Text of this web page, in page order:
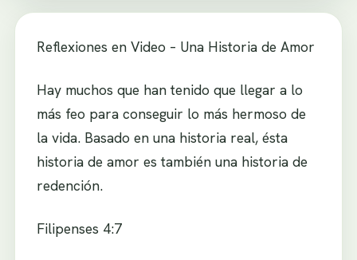
Reflexiones en Video – Una Historia de Amor
Hay muchos que han tenido que llegar a lo
más feo para conseguir lo más hermoso de
la vida. Basado en una historia real, ésta
historia de amor es también una historia de
redención.
Filipenses 4:7